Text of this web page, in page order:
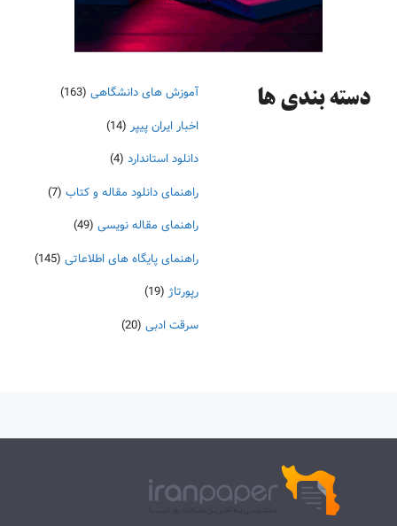
دسته‌ بندی ها آموزش های دانشگاهی (163)
اخبار ایران پیپر (14)
دانلود استاندارد (4)
راهنمای دانلود مقاله و کتاب (7)
راهنمای مقاله نویسی (49)
راهنمای پایگاه های اطلاعاتی (145)
رپورتاژ (19)
سرقت ادبی (20)